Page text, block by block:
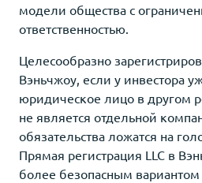
модели общества с
ответственностью.
Целесообразно
Вэньчжоу, если у инвестора
юридическое лицо в другом
не является отдельной
обязательства ложатся на
Прямая регистрация LLC в
более безопасным